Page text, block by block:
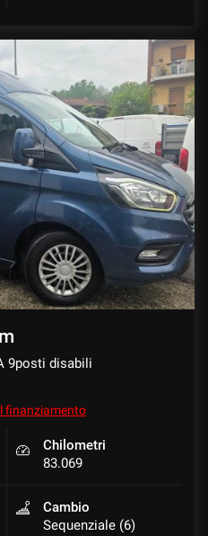
9posti disabili
finanziamento
Chilometri
83.069
Cambio
Sequenziale (6)